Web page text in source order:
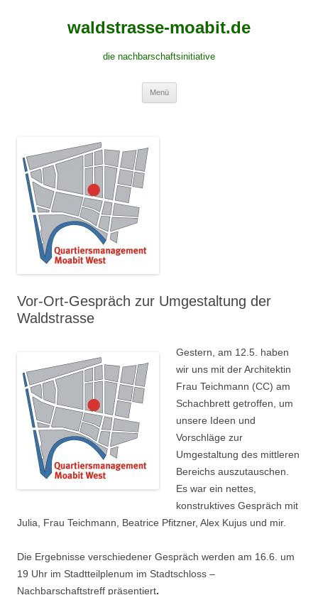
waldstrasse-moabit.de
die nachbarschaftsinitiative
Menü
Vor-Ort-Gespräch zur Umgestaltung der
Waldstrasse
Gestern, am 12.5. haben
wir uns mit der Architektin
Frau Teichmann (CC) am
Schachbrett getroffen, um
unsere Ideen und
Vorschläge zur
Umgestaltung des mittleren
Bereichs auszutauschen.
Es war ein nettes,
konstruktives Gespräch mit
Julia, Frau Teichmann, Beatrice Pfitzner, Alex Kujus und mir.
Die Ergebnisse verschiedener Gespräch werden am 16.6. um
19 Uhr im Stadtteilplenum im Stadtschloss –
Nachbarschaftstreff präsentiert.